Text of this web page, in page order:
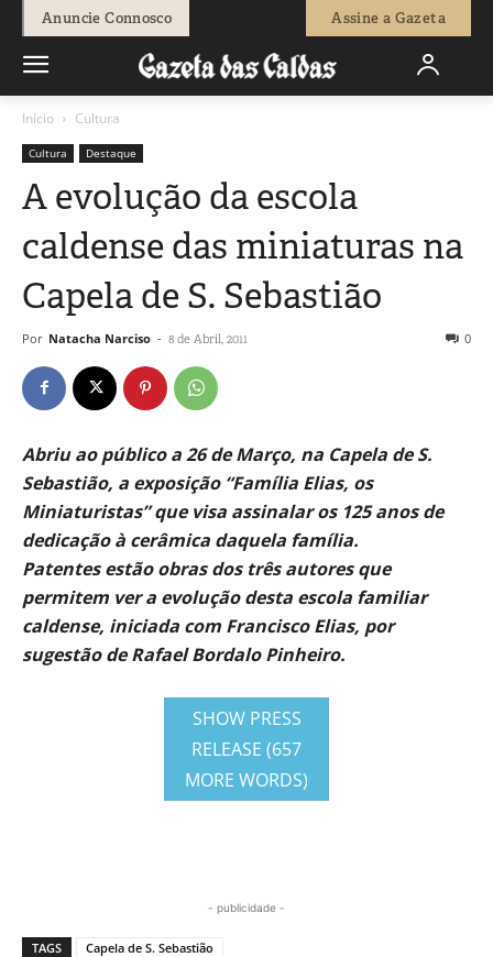
Anuncie Connosco Assine a Gazeta
Início Cultura
Cultura Destaque
A evolução da escola
caldense das miniaturas na
Capela de S. Sebastião
Por Natacha Narciso - 8 de Abril, 2011 0
Abriu ao público a 26 de Março, na Capela de S.
Sebastião, a exposição “Família Elias, os
Miniaturistas” que visa assinalar os 125 anos de
dedicação à cerâmica daquela família.
Patentes estão obras dos três autores que
permitem ver a evolução desta escola familiar
caldense, iniciada com Francisco Elias, por
sugestão de Rafael Bordalo Pinheiro.
SHOW PRESS
RELEASE (657
MORE WORDS)
- publicidade -
TAGS Capela de S. Sebastião